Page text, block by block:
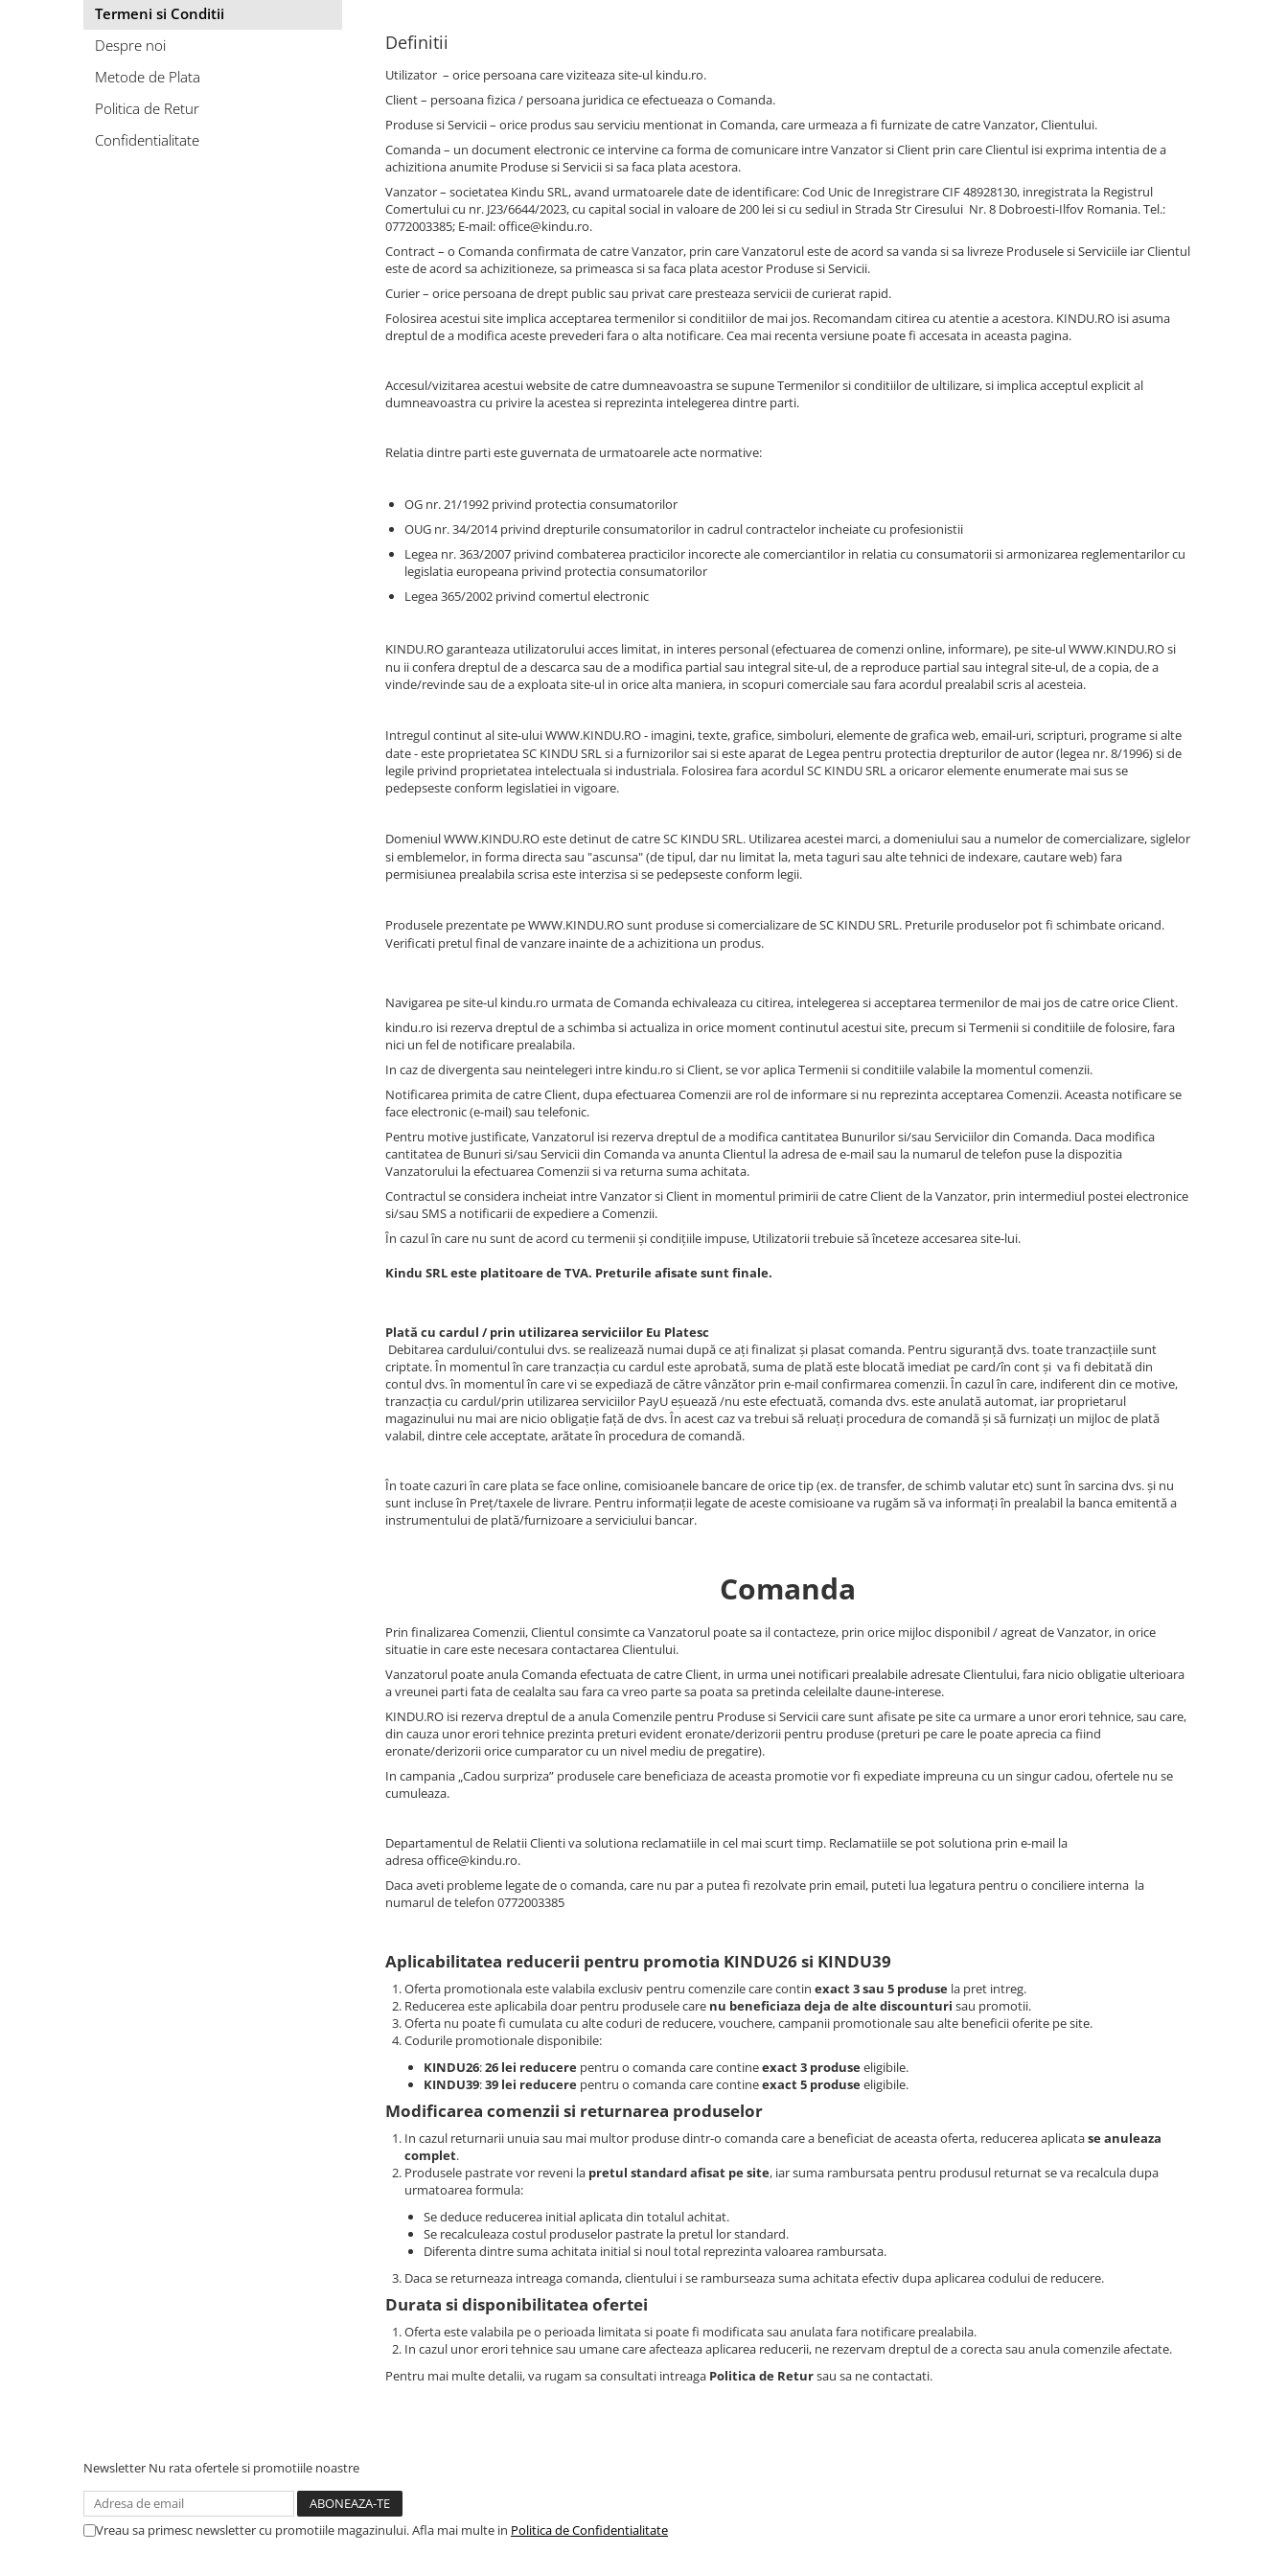
Tablite, Litere si Cifre
Jucarii exterior
Definitii
Utilizator – orice persoana care viziteaza site-ul kindu.ro.
Client – persoana fizica / persoana juridica ce efectueaza o Comanda.
Produse si Servicii – orice produs sau serviciu mentionat in Comanda, care urmeaza a fi furnizate de catre Vanzator, Clientului.
Comanda – un document electronic ce intervine ca forma de comunicare intre Vanzator si Client prin care Clientul isi exprima intentia de a
achizitiona anumite Produse si Servicii si sa faca plata acestora.
Vanzator – societatea Kindu SRL, avand urmatoarele date de identificare: Cod Unic de Inregistrare CIF 48928130, inregistrata la Registrul
Comertului cu nr. J23/6644/2023, cu capital social in valoare de 200 lei si cu sediul in Strada Str Ciresului Nr. 8 Dobroesti-Ilfov Romania. Tel.:
0772003385; E-mail: office@kindu.ro.
Contract – o Comanda confirmata de catre Vanzator, prin care Vanzatorul este de acord sa vanda si sa livreze Produsele si Serviciile iar Clientul
este de acord sa achizitioneze, sa primeasca si sa faca plata acestor Produse si Servicii.
Curier – orice persoana de drept public sau privat care presteaza servicii de curierat rapid.
Folosirea acestui site implica acceptarea termenilor si conditiilor de mai jos. Recomandam citirea cu atentie a acestora. KINDU.RO isi asuma
dreptul de a modifica aceste prevederi fara o alta notificare. Cea mai recenta versiune poate fi accesata in aceasta pagina.
Accesul/vizitarea acestui website de catre dumneavoastra se supune Termenilor si conditiilor de ultilizare, si implica acceptul explicit al
dumneavoastra cu privire la acestea si reprezinta intelegerea dintre parti.
Relatia dintre parti este guvernata de urmatoarele acte normative:
OG nr. 21/1992 privind protectia consumatorilor
OUG nr. 34/2014 privind drepturile consumatorilor in cadrul contractelor incheiate cu profesionistii
Legea nr. 363/2007 privind combaterea practicilor incorecte ale comerciantilor in relatia cu consumatorii si armonizarea reglementarilor cu
legislatia europeana privind protectia consumatorilor
Legea 365/2002 privind comertul electronic
KINDU.RO garanteaza utilizatorului acces limitat, in interes personal (efectuarea de comenzi online, informare), pe site-ulWWW.KINDU.ROsi
nu ii confera dreptul de a descarca sau de a modifica partial sau integral site-ul, de a reproduce partial sau integral site-ul, de a copia, de a
vinde/revinde sau de a exploata site-ul in orice alta maniera, in scopuri comerciale sau fara acordul prealabil scris al acesteia.
Intregul continut al site-uluiWWW.KINDU.RO- imagini, texte, grafice, simboluri, elemente de grafica web, email-uri, scripturi, programe si alte
date - este proprietatea SC KINDU SRL si a furnizorilor sai si este aparat de Legea pentru protectia drepturilor de autor (legea nr. 8/1996) si de
legile privind proprietatea intelectuala si industriala. Folosirea fara acordul SC KINDU SRL a oricaror elemente enumerate mai sus se
pedepseste conform legislatiei in vigoare.
DomeniulWWW.KINDU.ROeste detinut de catre SC KINDU SRL. Utilizarea acestei marci, a domeniului sau a numelor de comercializare, siglelor
si emblemelor, in forma directa sau "ascunsa" (de tipul, dar nu limitat la, meta taguri sau alte tehnici de indexare, cautare web) fara
permisiunea prealabila scrisa este interzisa si se pedepseste conform legii.
Produsele prezentate peWWW.KINDU.ROsunt produse si comercializare de SC KINDU SRL. Preturile produselor pot fi schimbate oricand.
Verificati pretul final de vanzare inainte de a achizitiona un produs.
Navigarea pe site-ul kindu.ro urmata de Comanda echivaleaza cu citirea, intelegerea si acceptarea termenilor de mai jos de catre orice Client.
kindu.ro isi rezerva dreptul de a schimba si actualiza in orice moment continutul acestui site, precum si Termenii si conditiile de folosire, fara
nici un fel de notificare prealabila.
In caz de divergenta sau neintelegeri intre kindu.ro si Client, se vor aplica Termenii si conditiile valabile la momentul comenzii.
Notificarea primita de catre Client, dupa efectuarea Comenzii are rol de informare si nu reprezinta acceptarea Comenzii. Aceasta notificare se
face electronic (e-mail) sau telefonic.
Pentru motive justificate, Vanzatorul isi rezerva dreptul de a modifica cantitatea Bunurilor si/sau Serviciilor din Comanda. Daca modifica
cantitatea de Bunuri si/sau Servicii din Comanda va anunta Clientul la adresa de e-mail sau la numarul de telefon puse la dispozitia
Vanzatorului la efectuarea Comenzii si va returna suma achitata.
Contractul se considera incheiat intre Vanzator si Client in momentul primirii de catre Client de la Vanzator, prin intermediul postei electronice
si/sau SMS a notificarii de expediere a Comenzii.
În cazul în care nu sunt de acord cu termenii şi condiţiile impuse, Utilizatorii trebuie să înceteze accesarea site-lui.
Kindu SRL este platitoare de TVA. Preturile afisate sunt finale.
Plată cu cardul / prin utilizarea serviciilor Eu Platesc
Debitarea cardului/contului dvs. se realizează numai după ce ați finalizat și plasat comanda. Pentru siguranță dvs. toate tranzacțiile sunt
criptate. În momentul în care tranzacția cu cardul este aprobată, suma de plată este blocată imediat pe card/în cont și va fi debitată din
contul dvs. în momentul în care vi se expediază de către vânzător prin e-mail confirmarea comenzii. În cazul în care, indiferent din ce motive,
tranzacţia cu cardul/prin utilizarea serviciilor PayU eșuează /nu este efectuată, comanda dvs. este anulată automat, iar proprietarul
magazinului nu mai are nicio obligație față de dvs. În acest caz va trebui să reluați procedura de comandă și să furnizați un mijloc de plată
valabil, dintre cele acceptate, arătate în procedura de comandă.
În toate cazuri în care plata se face online, comisioanele bancare de orice tip (ex. de transfer, de schimb valutar etc) sunt în sarcina dvs. și nu
sunt incluse în Preț/taxele de livrare. Pentru informații legate de aceste comisioane va rugăm să va informați în prealabil la banca emitentă a
instrumentului de plată/furnizoare a serviciului bancar.
Comanda
Prin finalizarea Comenzii, Clientul consimte ca Vanzatorul poate sa il contacteze, prin orice mijloc disponibil / agreat de Vanzator, in orice
situatie in care este necesara contactarea Clientului.
Vanzatorul poate anula Comanda efectuata de catre Client, in urma unei notificari prealabile adresate Clientului, fara nicio obligatie ulterioara
a vreunei parti fata de cealalta sau fara ca vreo parte sa poata sa pretinda celeilalte daune-interese.
KINDU.RO isi rezerva dreptul de a anula Comenzile pentru Produse si Servicii care sunt afisate pe site ca urmare a unor erori tehnice, sau care,
din cauza unor erori tehnice prezinta preturi evident eronate/derizorii pentru produse (preturi pe care le poate aprecia ca fiind
eronate/derizorii orice cumparator cu un nivel mediu de pregatire).
In campania „Cadou surpriza” produsele care beneficiaza de aceasta promotie vor fi expediate impreuna cu un singur cadou, ofertele nu se
cumuleaza.
Departamentul de Relatii Clienti va solutiona reclamatiile in cel mai scurt timp. Reclamatiile se pot solutiona prin e-mail la
adresa office@kindu.ro.
Daca aveti probleme legate de o comanda, care nu par a putea fi rezolvate prin email, puteti lua legatura pentru o conciliere interna la
numarul de telefon 0772003385
Aplicabilitatea reducerii pentru promotia KINDU26 si KINDU39
Oferta promotionala este valabila exclusiv pentru comenzile care contin exact 3 sau 5 produse la pret intreg.
Reducerea este aplicabila doar pentru produsele care nu beneficiaza deja de alte discounturi sau promotii.
Oferta nu poate fi cumulata cu alte coduri de reducere, vouchere, campanii promotionale sau alte beneficii oferite pe site.
Codurile promotionale disponibile:
KINDU26:26 lei reducere pentru o comanda care contineexact 3 produseeligibile.
KINDU39:39 lei reducere pentru o comanda care contineexact 5 produseeligibile.
Modificarea comenzii si returnarea produselor
In cazul returnarii unuia sau mai multor produse dintr-o comanda care a beneficiat de aceasta oferta, reducerea aplicatase anuleaza
complet.
Produsele pastrate vor reveni la pretul standard afisat pe site, iar suma rambursata pentru produsul returnat se va recalcula dupa
urmatoarea formula:
Se deduce reducerea initial aplicata din totalul achitat.
Se recalculeaza costul produselor pastrate la pretul lor standard.
Diferenta dintre suma achitata initial si noul total reprezinta valoarea rambursata.
Daca se returneaza intreaga comanda, clientului i se ramburseaza suma achitata efectiv dupa aplicarea codului de reducere.
Durata si disponibilitatea ofertei
Oferta este valabila pe o perioada limitata si poate fi modificata sau anulata fara notificare prealabila.
In cazul unor erori tehnice sau umane care afecteaza aplicarea reducerii, ne rezervam dreptul de a corecta sau anula comenzile afectate.
Pentru mai multe detalii, va rugam sa consultati intreaga Politica de Retursau sa ne contactati.
Termeni si Conditii
Despre noi
Metode de Plata
Politica de Retur
Confidentialitate
Newsletter Nu rata ofertele si promotiile noastre
Vreau sa primesc newsletter cu promotiile magazinului. Afla mai multe in Politica de Confidentialitate